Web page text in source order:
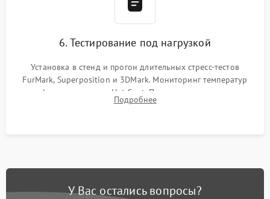
6. Тестирование под нагрузкой
Установка в стенд и прогон длительных стресс-тестов
FurMark, Superposition и 3DMark. Мониторинг температур
графического чипа и Hot Spot. Проверка на отсутствие
артефактов изображения, вылетов драйвера и зависаний.
Подробнее
У Вас остались вопросы?